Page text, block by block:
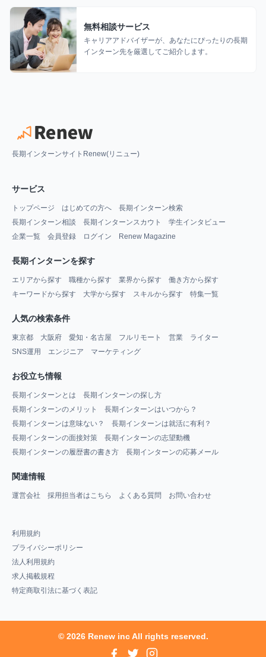
無料相談サービス
キャリアアドバイザーが、あなたにぴったりの長期
インターン先を厳選してご紹介します。
長期インターンサイトRenew(リニュー)
サービス
トップページ はじめての方へ
長期インターン検索
長期インターン相談
長期インターンスカウト
学生インタビュー
企業一覧
会員登録 ログイン Renew Magazine
長期インターンを探す
エリアから探す 職種から探す 業界から探す
働き方から探す
キーワードから探す
大学から探す スキルから探す 特集一覧
人気の検索条件
東京都 大阪府 愛知・名古屋 フルリモート 営業
ライター
SNS運用
エンジニア マーケティング
お役立ち情報
長期インターンとは
長期インターンの探し方
長期インターンのメリット
長期インターンはいつから？
長期インターンは意味ない？
長期インターンは就活に有利？
長期インターンの面接対策
長期インターンの志望動機
長期インターンの履歴書の書き方
長期インターンの応募メール
関連情報
運営会社 採用担当者はこちら よくある質問 お問い合わせ
利用規約
プライバシーポリシー
法人利用規約
求人掲載規程
特定商取引法に基づく表記
© 2026 Renew inc All rights reserved.